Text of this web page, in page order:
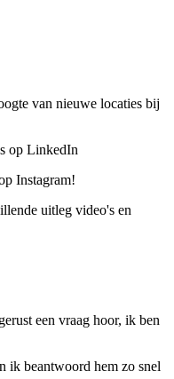
van nieuwe locaties bij
op LinkedIn
Instagram!
uitleg video's en
een vraag hoor, ik ben
ik beantwoord hem zo snel